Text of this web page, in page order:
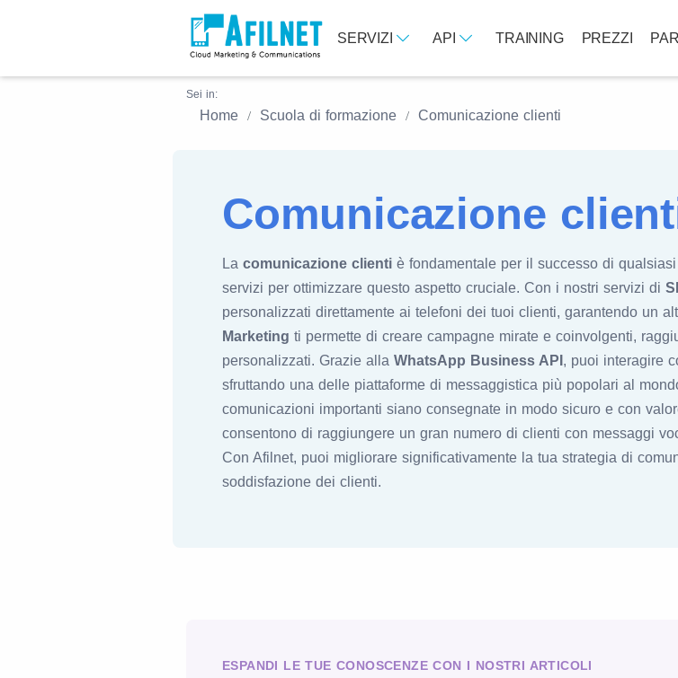
SERVIZI API TRAINING PREZZI
Sei in:
Home Scuola di formazione Comunicazione clienti
Comunicazione
La comunicazione clienti è fondamentale per il successo di
servizi per ottimizzare questo aspetto cruciale. Con i nostri servizi di
personalizzati direttamente ai telefoni dei tuoi clienti, garantendo un
Marketing ti permette di creare campagne mirate e coinvolgenti,
personalizzati. Grazie alla WhatsApp Business API , puoi interagire
sfruttando una delle piattaforme di messaggistica più popolari al
comunicazioni importanti siano consegnate in modo sicuro e con
consentono di raggiungere un gran numero di clienti con messaggi
Con Afilnet, puoi migliorare significativamente la tua strategia di
soddisfazione dei clienti.
ESPANDI LE TUE CONOSCENZE CON I NOSTRI ARTICOLI